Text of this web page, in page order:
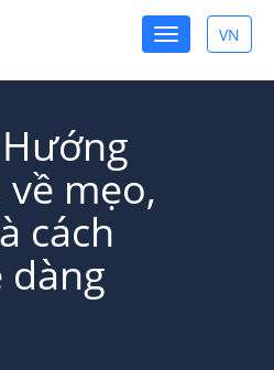
Toggle
VN
Toggle
navigation
mẹo,
cách
dàng